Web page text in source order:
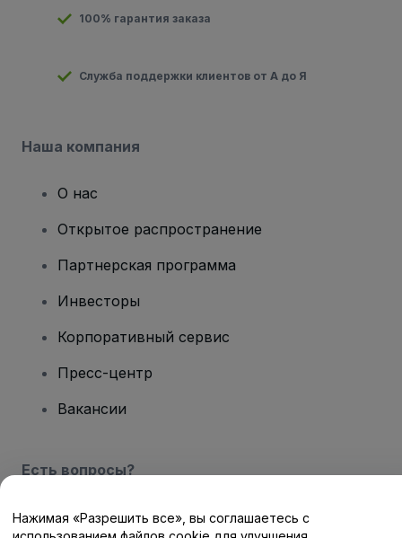
100% гарантия заказа
Служба поддержки клиентов от А до Я
Наша компания
О нас
Открытое распространение
Партнерская программа
Инвесторы
Корпоративный сервис
Пресс-центр
Вакансии
Есть вопросы?
Центр помощи / Свяжитесь с нами
Нажимая «Разрешить все», вы соглашаетесь с